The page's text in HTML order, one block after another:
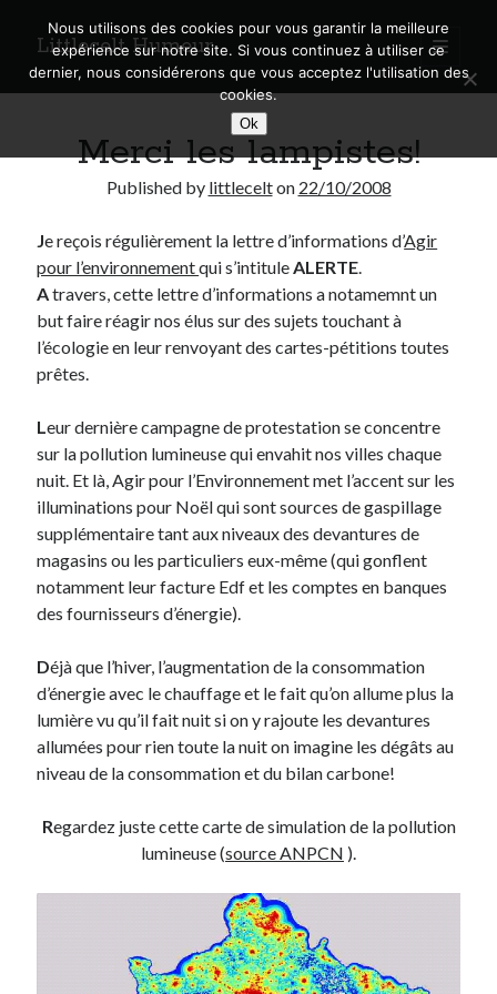
Littlecelt Humeur
open
primary
menu
Sidebar
Search
Derniers articles
Municipales 2026 : Lyon, Métropole et Caluire, mon choix pour l’avenir
Explorez les Chemins Enchantés à Vélo : Aventures Familiales près de
Lyon !
A quand une véritable place pour le vélo à Caluire dans la Métropole de
Lyon ?
Comment je vis ma vie sur un vélo
Derniers Commentaires
Entretien ménagerdansT’as vu quoi ? #52
JFdansC’était pas mieux avant… à Lyon
AnthonydansComment j’ai opéré ma vélorution toute personnelle
Renaud Ducherdans Comment j’ai opéré ma vélorution toute
personnelle
Entretien ménager
C’était pas mieux avant… à Lyon
littleceltdansComment j’ai opéré ma vélorution toute personnelle
Comment j’ai opéré ma vélorution toute personnelle
Comment j’ai opéré ma vélorution toute
Merci les lampistes!
Published by littlecelton 22/10/2008
Je reçois régulièrement la lettre d’informations d’Agir
pour l’environnementqui s’intituleALERTE.
Atravers, cette lettre d’informations a notamemnt un
but faire réagir nos élus sur des sujets touchant à
l’écologie en leur renvoyant des cartes-pétitions toutes
prêtes.
Leur dernière campagne de protestation se concentre
sur la pollution lumineuse qui envahit nos villes chaque
nuit. Et là, Agir pour l’Environnement met l’accent sur les
illuminations pour Noël qui sont sources de gaspillage
supplémentaire tant aux niveaux des devantures de
magasins ou les particuliers eux-même (qui gonflent
notamment leur facture Edf et les comptes en banques
des fournisseurs d’énergie).
Déjà que l’hiver, l’augmentation de la consommation
d’énergie avec le chauffage et le fait qu’on allume plus la
lumière vu qu’il fait nuit si on y rajoute les devantures
allumées pour rien toute la nuit on imagine les dégâts au
niveau de la consommation et du bilan carbone!
Regardez juste cette carte de simulation de la pollution
lumineuse (source ANPCN ).
Nous utilisons des cookies pour vous garantir la meilleure
expérience sur notre site. Si vous continuez à utiliser ce
dernier, nous considérerons que vous acceptez l'utilisation des
cookies.
Ok